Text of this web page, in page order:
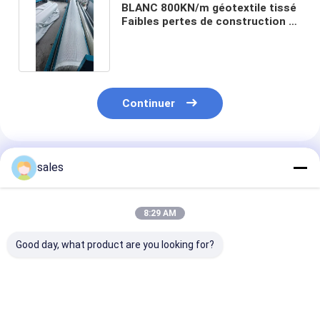
BLANC 800KN/m géotextile tissé
Faibles pertes de construction et
Continuer
Produits Recommandés
sales
8:29 AM
Good day, what product are you looking for?